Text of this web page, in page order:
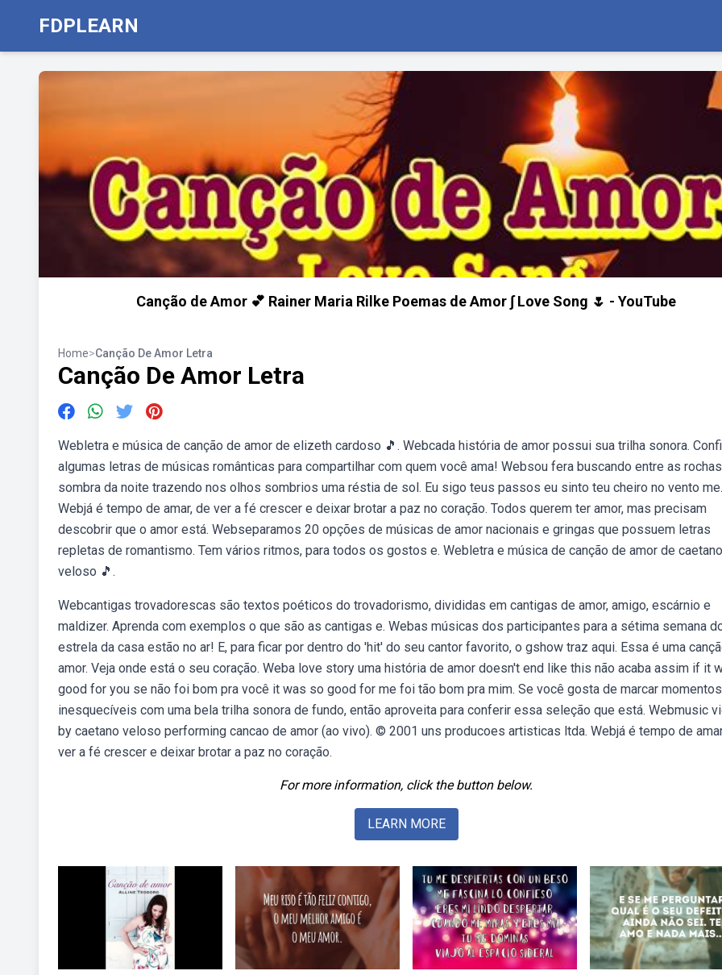
FDPLEARN
Canção de Amor 💕 Rainer Maria Rilke Poemas de Amor ∫ Love Song 🌷 - YouTube
Home>Canção De Amor Letra
Canção De Amor Letra
Webletra e música de canção de amor de elizeth cardoso 🎵. Webcada história de amor possui sua trilha sonora.
algumas letras de músicas românticas para compartilhar com quem você ama! Websou fera buscando entre as
sombra da noite trazendo nos olhos sombrios uma réstia de sol. Eu sigo teus passos eu sinto teu cheiro no vento me.
Webjá é tempo de amar, de ver a fé crescer e deixar brotar a paz no coração. Todos querem ter amor, mas precisam
descobrir que o amor está. Webseparamos 20 opções de músicas de amor nacionais e gringas que possuem letras
repletas de romantismo. Tem vários ritmos, para todos os gostos e. Webletra e música de canção de amor de caetano
veloso 🎵.
Webcantigas trovadorescas são textos poéticos do trovadorismo, divididas em cantigas de amor, amigo, escárnio e
maldizer. Aprenda com exemplos o que são as cantigas e. Webas músicas dos participantes para a sétima semana
estrela da casa estão no ar! E, para ficar por dentro do 'hit' do seu cantor favorito, o gshow traz aqui. Essa é uma
amor. Veja onde está o seu coração. Weba love story uma história de amor doesn't end like this não acaba assim if it
good for you se não foi bom pra você it was so good for me foi tão bom pra mim. Se você gosta de marcar momentos
inesquecíveis com uma bela trilha sonora de fundo, então aproveita para conferir essa seleção que está. Webmusic
by caetano veloso performing cancao de amor (ao vivo). © 2001 uns producoes artisticas ltda. Webjá é tempo de
ver a fé crescer e deixar brotar a paz no coração.
For more information, click the button below.
LEARN MORE